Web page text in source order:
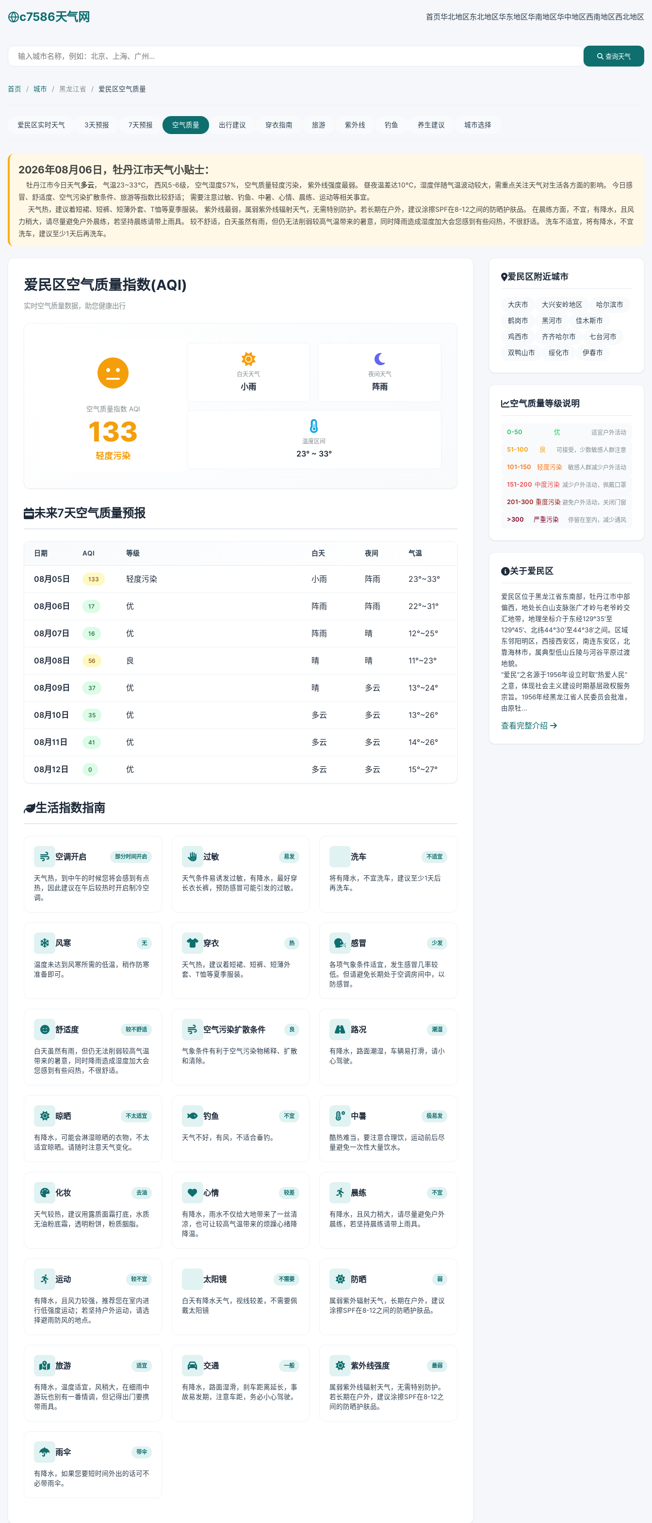
c7586天气网 首页华北地区东北地区华东地区华南地区华中地区西南地区西北地区
查询天气
首页 / 城市 / 黑龙江省 / 爱民区空气质量
爱民区实时天气 3天预报 7天预报 空气质量 出行建议 穿衣指南 旅游 紫外线 钓鱼 养生建议 城市选择
2026年08月06日，牡丹江市天气小贴士：
牡丹江市今日天气多云， 气温23~33℃， 西风5-6级， 空气湿度57%， 空气质量轻度污染， 紫外线强度最弱。 昼夜温差达10℃，湿度伴随气温波动较大，需重点关注天气对生活各方面的影响。 今日感
冒、舒适度、空气污染扩散条件、旅游等指数比较舒适； 需要注意过敏、钓鱼、中暑、心情、晨练、运动等相关事宜。
天气热，建议着短裙、短裤、短薄外套、T恤等夏季服装。 紫外线最弱，属弱紫外线辐射天气，无需特别防护。若长期在户外，建议涂擦SPF在8-12之间的防晒护肤品。 在晨练方面，不宜，有降水，且风
力稍大，请尽量避免户外晨练，若坚持晨练请带上雨具。 较不舒适，白天虽然有雨，但仍无法削弱较高气温带来的暑意，同时降雨造成湿度加大会您感到有些闷热，不很舒适。 洗车不适宜，将有降水，不宜
洗车，建议至少1天后再洗车。
爱民区空气质量指数(AQI)
实时空气质量数据，助您健康出行
空气质量指数 AQI
133
轻度污染
白天天气
小雨
夜间天气
阵雨
温度区间
23° ~ 33°
未来7天空气质量预报
日期 AQI 等级 白天 夜间 气温
08月05日 133 轻度污染 小雨 阵雨 23°~33°
08月06日 17 优 阵雨 阵雨 22°~31°
08月07日 16 优 阵雨 晴 12°~25°
08月08日 56 良 晴 晴 11°~23°
08月09日 37 优 晴 多云 13°~24°
08月10日 35 优 多云 多云 13°~26°
08月11日 41 优 多云 多云 14°~26°
08月12日 0 优 多云 多云 15°~27°
生活指数指南
空调开启 部分时间开启
天气热，到中午的时候您将会感到有点
热，因此建议在午后较热时开启制冷空
调。
过敏 易发
天气条件易诱发过敏，有降水，最好穿
长衣长裤，预防感冒可能引发的过敏。
洗车 不适宜
将有降水，不宜洗车，建议至少1天后
再洗车。
风寒 无
温度未达到风寒所需的低温，稍作防寒
准备即可。
穿衣 热
天气热，建议着短裙、短裤、短薄外
套、T恤等夏季服装。
感冒 少发
各项气象条件适宜，发生感冒几率较
低。但请避免长期处于空调房间中，以
防感冒。
舒适度 较不舒适
白天虽然有雨，但仍无法削弱较高气温
带来的暑意，同时降雨造成湿度加大会
您感到有些闷热，不很舒适。
空气污染扩散条件 良
气象条件有利于空气污染物稀释、扩散
和清除。
路况 潮湿
有降水，路面潮湿，车辆易打滑，请小
心驾驶。
晾晒 不太适宜
有降水，可能会淋湿晾晒的衣物，不太
适宜晾晒。请随时注意天气变化。
钓鱼 不宜
天气不好，有风，不适合垂钓。
中暑 极易发
酷热难当，要注意合理饮，运动前后尽
量避免一次性大量饮水。
化妆 去油
天气较热，建议用露质面霜打底，水质
无油粉底霜，透明粉饼，粉质胭脂。
心情 较差
有降水，雨水不仅给大地带来了一丝清
凉，也可让较高气温带来的烦躁心绪降
降温。
晨练 不宜
有降水，且风力稍大，请尽量避免户外
晨练，若坚持晨练请带上雨具。
运动 较不宜
有降水，且风力较强，推荐您在室内进
行低强度运动；若坚持户外运动，请选
择避雨防风的地点。
太阳镜 不需要
白天有降水天气，视线较差，不需要佩
戴太阳镜
防晒 弱
属弱紫外辐射天气，长期在户外，建议
涂擦SPF在8-12之间的防晒护肤品。
旅游 适宜
有降水，温度适宜，风稍大，在细雨中
游玩也别有一番情调，但记得出门要携
带雨具。
交通 一般
有降水，路面湿滑，刹车距离延长，事
故易发期，注意车距，务必小心驾驶。
紫外线强度 最弱
属弱紫外线辐射天气，无需特别防护。
若长期在户外，建议涂擦SPF在8-12之
间的防晒护肤品。
雨伞 带伞
有降水，如果您要短时间外出的话可不
必带雨伞。
爱民区附近城市
大庆市 大兴安岭地区 哈尔滨市
鹤岗市 黑河市 佳木斯市
鸡西市 齐齐哈尔市 七台河市
双鸭山市 绥化市 伊春市
空气质量等级说明
0-50 优 适宜户外活动
51-100 良 可接受，少数敏感人群注意
101-150 轻度污染 敏感人群减少户外活动
151-200 中度污染 减少户外活动，佩戴口罩
201-300 重度污染 避免户外活动，关闭门窗
>300 严重污染 停留在室内，减少通风
关于爱民区
爱民区位于黑龙江省东南部，牡丹江市中部
偏西，地处长白山支脉张广才岭与老爷岭交
汇地带，地理坐标介于东经129°35′至
129°45′、北纬44°30′至44°38′之间。区域
东邻阳明区，西接西安区，南连东安区，北
靠海林市，属典型低山丘陵与河谷平原过渡
地貌。
“爱民”之名源于1956年设立时取“热爱人民”
之意，体现社会主义建设时期基层政权服务
宗旨。1956年经黑龙江省人民委员会批准，
由原牡...
查看完整介绍